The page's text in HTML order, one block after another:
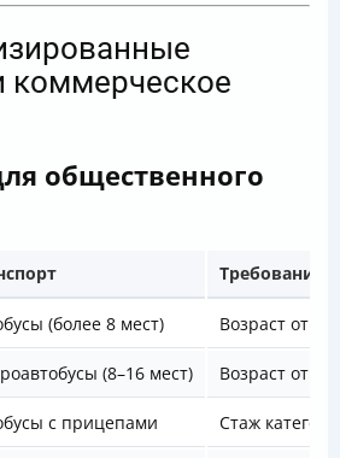
коммерческое
общественного
Требования
(более 8 мест) Возраст от
(8–16 мест) Возраст от
с прицепами Стаж